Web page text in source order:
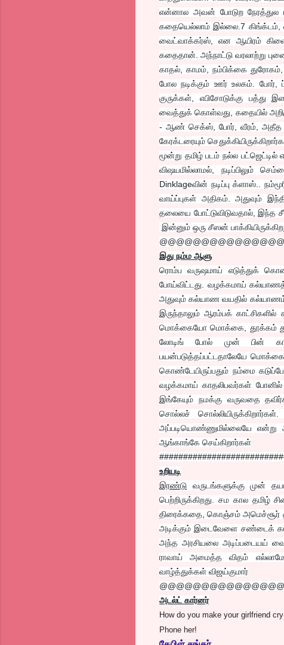
என்னால அவன் போடுற நேரத்துல
கதையெல்லாம் இல்லை.7 கிங்க்டம்,
வைட்வாக்கர்ஸ், என ஆயிரம்
கதைதான். அந்நாட்டு வரலாற்று
காதல், காமம், நம்பிக்கை
போல நடிக்கும் ஊர் உலகம். போர்,
குருக்கள், எபிசோடுக்கு பத்து
வைத்துக் கொள்வது, கதையில்
- ஆண் செக்ஸ், போர், வீரம், அதீத
கேரக்டரையும்
மூன்று தமிழ் படம் நல்ல
விஷயமில்லாமல், நடிப்பிலும்
Dinklageவின் நடிப்பு க்ளாஸ்..
வாய்ப்புகள் அதிகம். அதுவும்
தலையை போட்டுவிடுவதால், இந்த
இன்னும் ஒரு சீஸன்
இது நம்ம ஆளு
ரொம்ப வருஷமாய் எடுத்துக்
போய்விட்டது. வழக்கமாய்
அதுவும் கல்யாண வயதில் கல்யாணம்
இருந்தாலும் ஆரம்பக் காட்சிகளில்
மொக்கையோ மொக்கை, தூக்கம்
லோடிங் போல் முன் பின்
பயன்படுத்தப்பட்டதாலேயே
கொண்டேயிருப்பதும் நம்மை
வழக்கமாய் காதலிபவர்கள் போனில்
இங்கேயும் நமக்கு வருவதை
சொல்லச் சொல்லியிருக்கிறார்கள்.
அப்படியொண்ணுமில்லையே என்று
ஆங்காங்கே செய்கிறார்கள்
உறியடி
இரண்டு வருடங்களுக்கு முன்
பெற்றிருக்கிறது. சம கால தமிழ்
திரைக்கதை, கொஞ்சம் அமெச்சூர்
அடிக்கும் இடைவேளை சண்டைக்
அந்த அரசியலை அடிப்படையய்
ராவாய் அமைத்த விதம் எல்லாமே
வாழ்த்துக்கள் விஜய்குமார்
அடல்ட் கார்னர்
How do you make your girlfriend
Phone her!